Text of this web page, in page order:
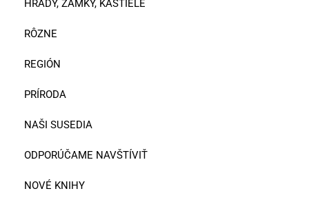
HRADY, ZÁMKY, KAŠTIELE
RÔZNE
REGIÓN
PRÍRODA
NAŠI SUSEDIA
ODPORÚČAME NAVŠTÍVIŤ
NOVÉ KNIHY